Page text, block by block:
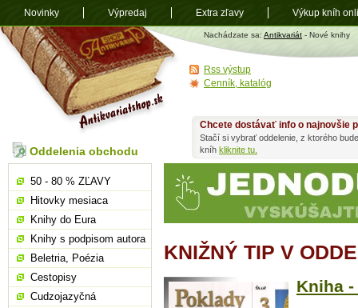
Antikvariát
shop.sk
Nachádzate sa: Antikvariát - Nové knihy
KNIŽNÝ TIP V
Kniha
Chcete dostávať info o najnovšie
Stačí si vybrať oddelenie, z ktorého
kníh kliknite tu.
Oddelenia obchodu
50 - 80 % ZĽAVY
Hitovky mesiaca
Knihy do Eura
Knihy s podpisom autora
Beletria, Poézia
Cestopisy
Cudzojazyčná
Rss výstup
Cenník, katalóg
Novinky Výpredaj Extra zľavy Výkup kníh